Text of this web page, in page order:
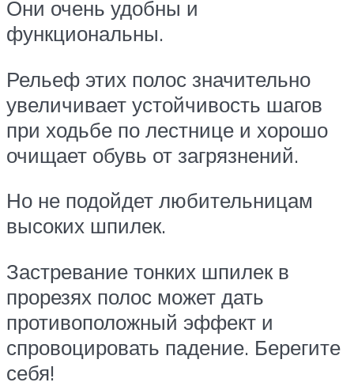
Они очень удобны и
функциональны.
Рельеф этих полос значительно
увеличивает устойчивость шагов
при ходьбе по лестнице и хорошо
очищает обувь от загрязнений.
Но не подойдет любительницам
высоких шпилек.
Застревание тонких шпилек в
прорезях полос может дать
противоположный эффект и
спровоцировать падение. Берегите
себя!